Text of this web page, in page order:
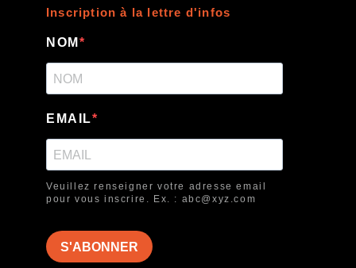
Inscription à la lettre d'infos
NOM
EMAIL
Veuillez renseigner votre adresse email
pour vous inscrire. Ex. : abc@xyz.com
S'ABONNER